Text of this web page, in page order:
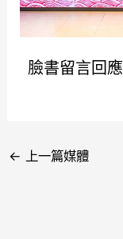
臉書留言回應
← 上一篇媒體